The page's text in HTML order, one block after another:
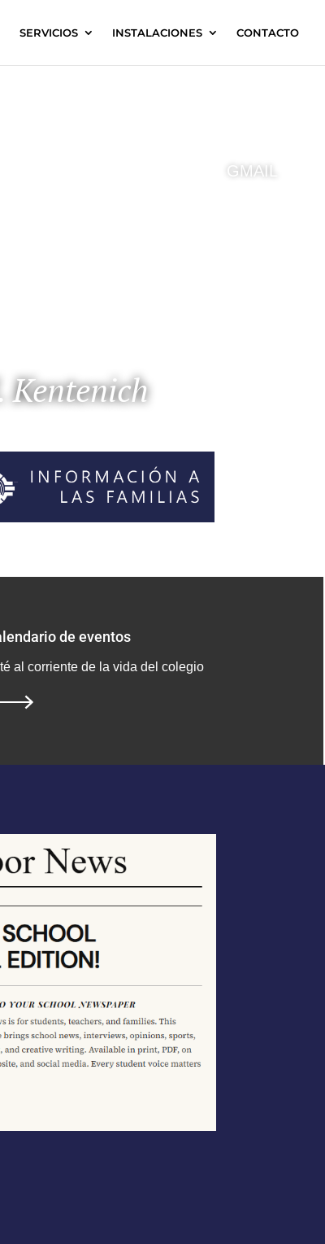
SERVICIOS INSTALACIONES CONTACTO
GMAIL
Kentenich
de eventos
al corriente de la vida del colegio